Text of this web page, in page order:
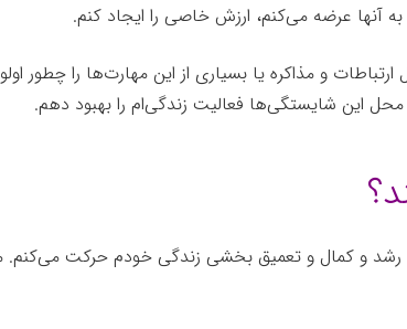
آنها عرضه می‌کنم، ارزش خاصی را ایجاد کنم.
و مذاکره یا بسیاری از این مهارت‌ها را چطور
محل این شایستگی‌ها فعالیت زندگی‌ام را بهبود دهم.
و کمال و تعمیق بخشی زندگی خودم حرکت می‌کنم.